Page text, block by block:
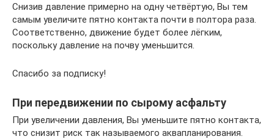
Снизив давление примерно на одну четвёртую, Вы тем
самым увеличите пятно контакта почти в полтора раза.
Соответственно, движение будет более лёгким,
поскольку давление на почву уменьшится.
Спасибо за подписку!
При передвижении по сырому асфальту
При увеличении давления, Вы уменьшите пятно контакта,
что снизит риск так называемого аквапланирования.